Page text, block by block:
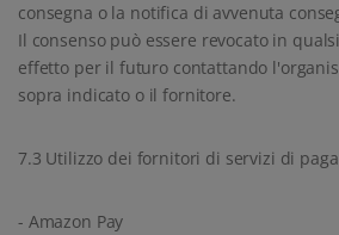
consegna o la notifica di avvenuta
Il consenso può essere revocato in
effetto per il futuro contattando
sopra indicato o il fornitore.
7.3 Utilizzo dei fornitori di servizi di
- Amazon Pay